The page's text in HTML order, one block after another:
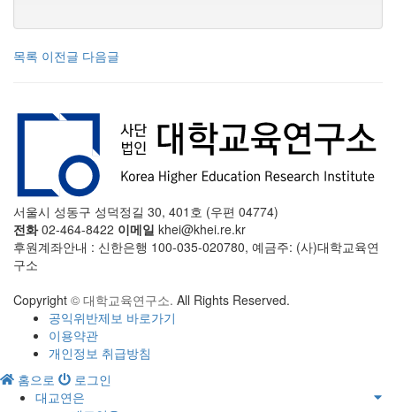
목록 이전글 다음글
서울시 성동구 성덕정길 30, 401호 (우편 04774)
전화02-464-8422 이메일 khei@khei.re.kr
후원계좌안내 : 신한은행 100-035-020780, 예금주: (사)대학교육연
구소
Copyright © 대학교육연구소. All Rights Reserved.
공익위반제보 바로가기
이용약관
개인정보 취급방침
홈으로
로그인
대교연은